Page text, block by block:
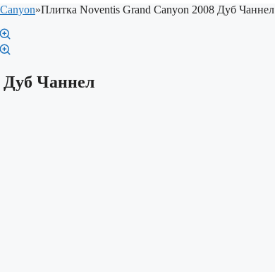
»Плитка Noventis Grand Canyon 2008 Дуб Чаннел
Дуб Чаннел